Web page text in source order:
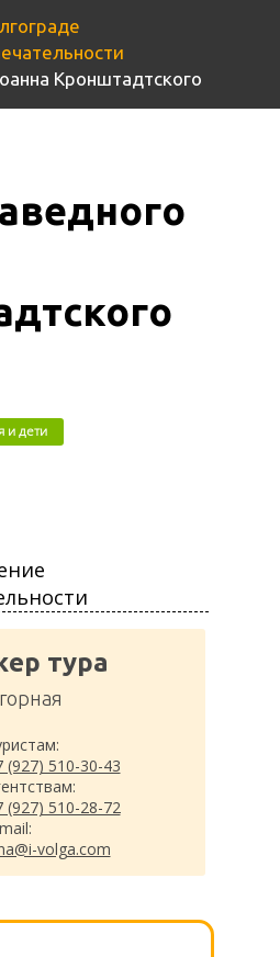
Кронштадтского
и дети
тура
(927) 510-30-43
(927) 510-28-72
volga.com